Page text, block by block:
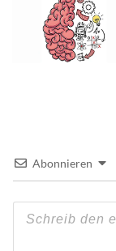
Abonnieren